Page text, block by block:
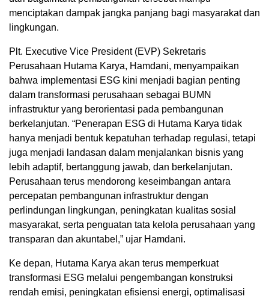
menciptakan dampak jangka panjang bagi masyarakat dan
lingkungan.
Plt. Executive Vice President (EVP) Sekretaris
Perusahaan Hutama Karya, Hamdani, menyampaikan
bahwa implementasi ESG kini menjadi bagian penting
dalam transformasi perusahaan sebagai BUMN
infrastruktur yang berorientasi pada pembangunan
berkelanjutan. “Penerapan ESG di Hutama Karya tidak
hanya menjadi bentuk kepatuhan terhadap regulasi, tetapi
juga menjadi landasan dalam menjalankan bisnis yang
lebih adaptif, bertanggung jawab, dan berkelanjutan.
Perusahaan terus mendorong keseimbangan antara
percepatan pembangunan infrastruktur dengan
perlindungan lingkungan, peningkatan kualitas sosial
masyarakat, serta penguatan tata kelola perusahaan yang
transparan dan akuntabel,” ujar Hamdani.
Ke depan, Hutama Karya akan terus memperkuat
transformasi ESG melalui pengembangan konstruksi
rendah emisi, peningkatan efisiensi energi, optimalisasi